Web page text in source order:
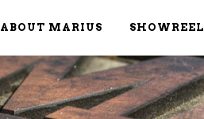
ABOUT MARIUS SHOWREEL